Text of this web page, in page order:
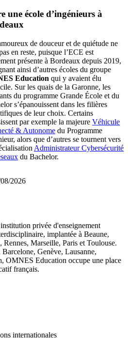
une école d’ingénieurs à
de douceur et de quiétude ne
en reste, puisque l’ECE est
présente à Bordeaux depuis 2019,
ainsi d’autres écoles du groupe
Education qui y avaient élu
Sur les quais de la Garonne, les
du programme Grande École et du
s’épanouissent dans les filières
de leur choix. Certains
par exemple la majeure Véhicule
& Autonomedu Programme
alors que d’autres se tournent vers
Administrateur Cybersécurité
du Bachelor.
2026
privée d'enseignement
implantée à Beaune,
Marseille, Paris et Toulouse.
Genève, Lausanne,
OMNES Education occupe une place
français.
internationales